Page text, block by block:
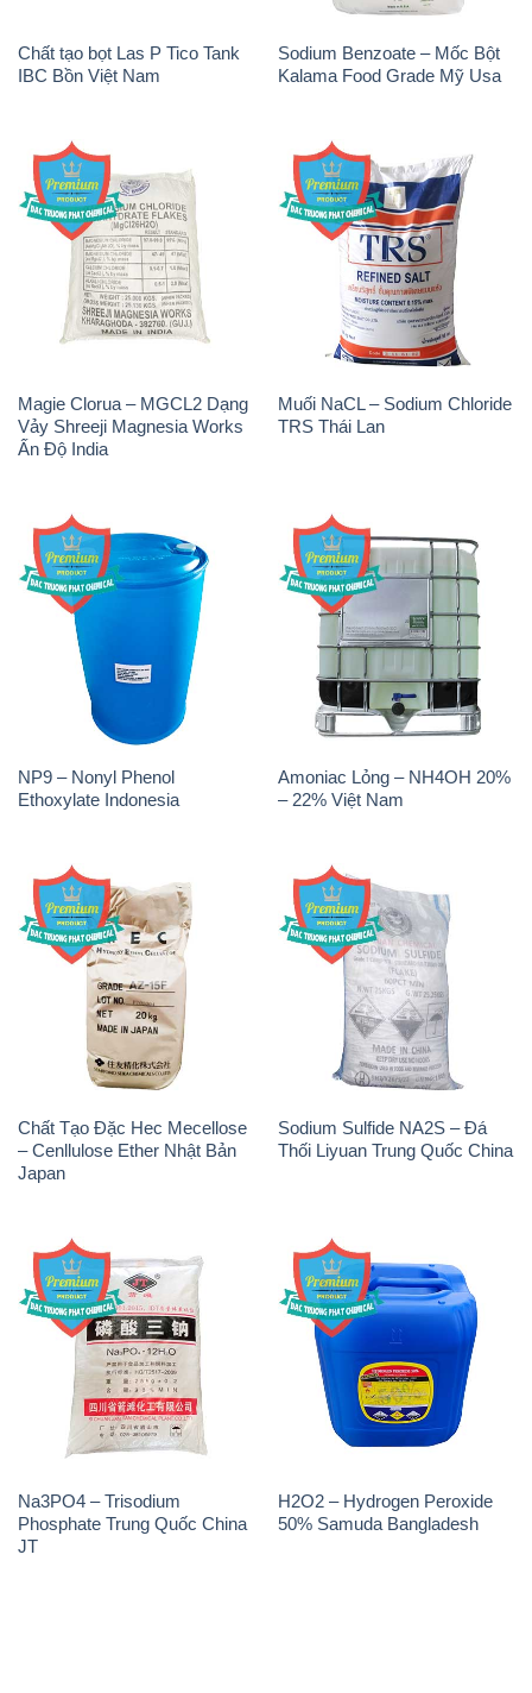
Chất tạo bọt Las P Tico Tank
IBC Bồn Việt Nam
Sodium Benzoate – Mốc Bột
Kalama Food Grade Mỹ Usa
Magie Clorua – MGCL2 Dạng
Vảy Shreeji Magnesia Works
Ấn Độ India
Muối NaCL – Sodium Chloride
TRS Thái Lan
NP9 – Nonyl Phenol
Ethoxylate Indonesia
Amoniac Lỏng – NH4OH 20%
– 22% Việt Nam
Chất Tạo Đặc Hec Mecellose
– Cenllulose Ether Nhật Bản
Japan
Sodium Sulfide NA2S – Đá
Thối Liyuan Trung Quốc China
Na3PO4 – Trisodium
Phosphate Trung Quốc China
JT
H2O2 – Hydrogen Peroxide
50% Samuda Bangladesh